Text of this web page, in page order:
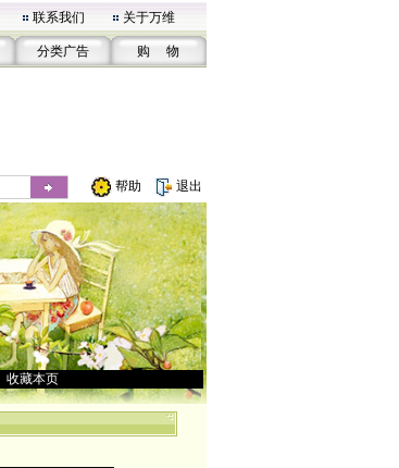
联系我们 关于万维
分类广告 购 物
帮助 退出
收藏本页